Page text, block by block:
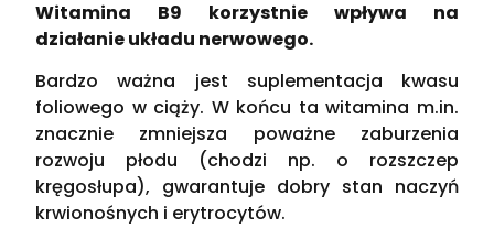
Witamina B9 korzystnie wpływa na
działanie układu nerwowego.
Bardzo ważna jest suplementacja kwasu
foliowego w ciąży. W końcu ta witamina m.in.
znacznie zmniejsza poważne zaburzenia
rozwoju płodu (chodzi np. o rozszczep
kręgosłupa), gwarantuje dobry stan naczyń
krwionośnych i erytrocytów.